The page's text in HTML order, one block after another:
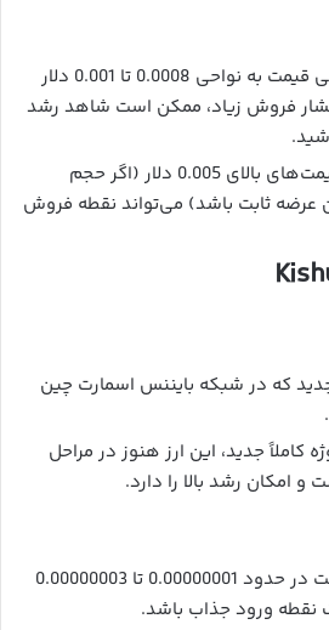
وقتی قیمت به نواحی 0.0008 تا 0.001 دلار
فروش زیاد، ممکن است شاهد رشد
قیمت‌های بالای 0.005 دلار (اگر حجم
عرضه ثابت باشد) می‌تواند نقطه فروش
که در شبکه بایننس اسمارت چین
کاملاً جدید، این ارز هنوز در مراحل
و امکان رشد بالا را دارد.
قیمت در حدود 0.00000001 تا 0.00000003
نقطه ورود جذاب باشد.